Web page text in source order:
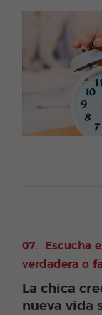
Escucha
verdadera o
La chica
nueva vida